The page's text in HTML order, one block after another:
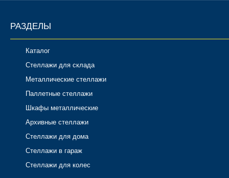
РАЗДЕЛЫ
Каталог
Стеллажи для склада
Металлические стеллажи
Паллетные стеллажи
Шкафы металлические
Архивные стеллажи
Стеллажи для дома
Стеллажи в гараж
Стеллажи для колес